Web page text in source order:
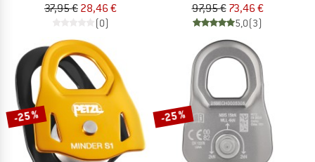
37,95 € 28,46 €
(0)
97,95 € 73,46 €
5,0(3)
-25 % -25 %